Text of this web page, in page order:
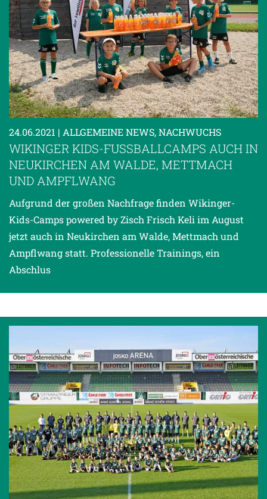
24.06.2021 | ALLGEMEINE NEWS, NACHWUCHS
WIKINGER KIDS-FUSSBALLCAMPS AUCH IN N
EUKIRCHEN AM WALDE, METTMACH U
ND AMPFLWANG
Aufgrund der großen Nachfrage finden Wikinger-
Kids-Camps powered by Zisch Frisch Keli im August
jetzt auch in Neukirchen am Walde, Mettmach und
Ampflwang statt. Professionelle Trainings, ein
Abschlus